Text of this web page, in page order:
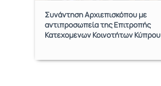
Συνάντηση Αρχιεπισκόπου με
αντιπροσωπεία της Επιτροπής
Κατεχομένων Κοινοτήτων Κύπρου